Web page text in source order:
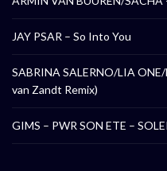
JAY PSAR – So Into You
SABRINA SALERNO/LIA
van Zandt Remix)
GIMS – PWR SON ETE –